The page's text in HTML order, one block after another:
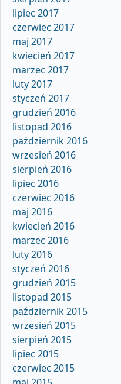
lipiec 2017
czerwiec 2017
maj 2017
kwiecień 2017
marzec 2017
luty 2017
styczeń 2017
grudzień 2016
listopad 2016
październik 2016
wrzesień 2016
sierpień 2016
lipiec 2016
czerwiec 2016
maj 2016
kwiecień 2016
marzec 2016
luty 2016
styczeń 2016
grudzień 2015
listopad 2015
październik 2015
wrzesień 2015
sierpień 2015
lipiec 2015
czerwiec 2015